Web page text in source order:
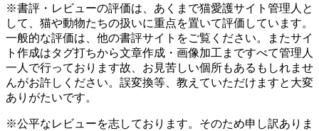
※書評・レビューの評価は、あくまで猫愛護サイト管理人と
して、猫や動物たちの扱いに重点を置いて評価しています。
一般的な評価は、他の書評サイトをご覧ください。またサイ
ト作成はタグ打ちから文章作成・画像加工まですべて管理人
一人で行っております故、お見苦しい個所もあるもしれませ
んがお許しください。誤変換等、教えていただけますと大変
ありがたいです。
※公平なレビューを志しております。そのため申し訳ありま